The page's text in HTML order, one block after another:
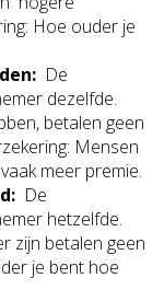
Hoe ouder je
De
dezelfde.
betalen geen
Mensen
meer premie.
De
hetzelfde.
zijn betalen geen
je bent hoe